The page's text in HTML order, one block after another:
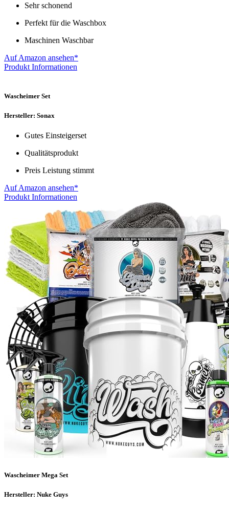
Sehr schonend
Perfekt für die Waschbox
Maschinen Waschbar
Auf Amazon ansehen*
Produkt Informationen
Wascheimer Set
Hersteller: Sonax
Gutes Einsteigerset
Qualitätsprodukt
Preis Leistung stimmt
Auf Amazon ansehen*
Produkt Informationen
Wascheimer Mega Set
Hersteller: Nuke Guys